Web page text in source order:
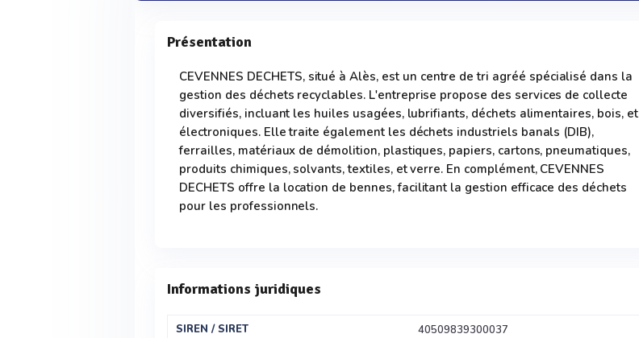
Présentation
CEVENNES DECHETS, situé à Alès, est un centre de tri agréé spécialisé dans la
gestion des déchets recyclables. L'entreprise propose des services de collecte
diversifiés, incluant les huiles usagées, lubrifiants, déchets alimentaires, bois, et
électroniques. Elle traite également les déchets industriels banals (DIB),
ferrailles, matériaux de démolition, plastiques, papiers, cartons, pneumatiques,
produits chimiques, solvants, textiles, et verre. En complément, CEVENNES
DECHETS offre la location de bennes, facilitant la gestion efficace des déchets
pour les professionnels.
Informations juridiques
SIREN / SIRET
40509839300037